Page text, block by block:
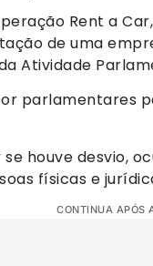
Rent a
de uma
Atividade
parlamentares
houve desvio,
físicas e
CONTINUA APÓS